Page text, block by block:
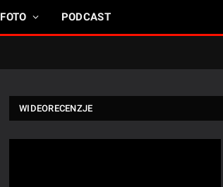
FOTO PODCAST
WIDEORECENZJE